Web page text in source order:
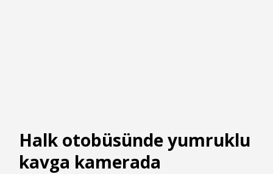
Halk otobüsünde yumruklu
kavga kamerada